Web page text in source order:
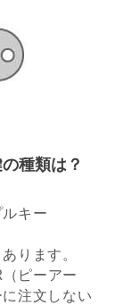
種類は？
キー
ります。
ピーアー
注文しない